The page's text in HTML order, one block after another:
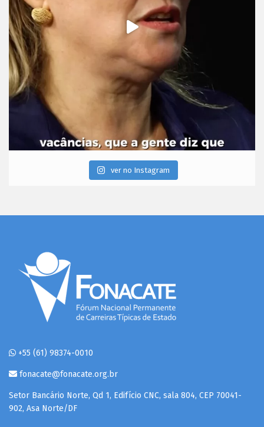
ver no Instagram
+55 (61) 98374-0010
fonacate@fonacate.org.br
Setor Bancário Norte, Qd 1, Edifício CNC, sala 804, CEP 70041-
902, Asa Norte/DF